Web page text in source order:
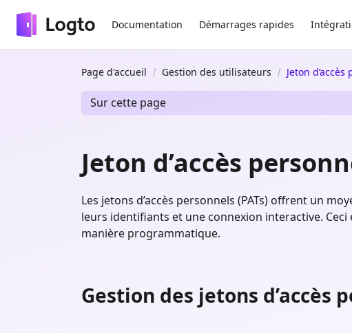
Documentation Démarrages rapides
Page d'accueil Gestion des utilisateurs Jeton
Sur cette page
Jeton d’accès
Les jetons d’accès personnels (PATs) offrent un
leurs identifiants et une connexion interactive.
manière programmatique.
Gestion des jetons d’accès